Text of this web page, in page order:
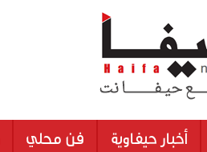
أخبار حيفاوية فن محلي